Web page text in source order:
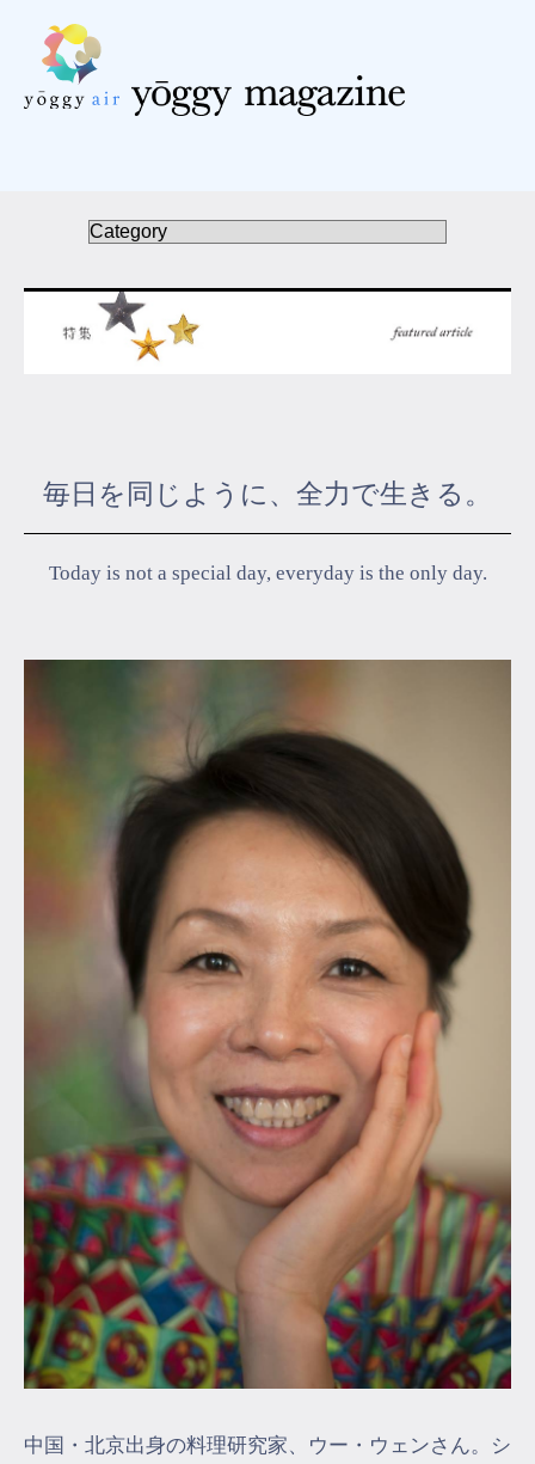
インストラクター一覧
FAQ / お問い合わせ
yoggy mommy
会員規約について
クラス参加にあたっての同意書
特定商取引にかかわる表示
プライバシーポリシー
毎日を同じように、全力で生きる。
Today is not a special day, everyday is the only day.
中国・北京出身の料理研究家、ウー・ウェンさん。シ